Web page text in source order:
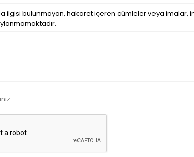
ilgisi bulunmayan, hakaret içeren cümleler veya imalar,